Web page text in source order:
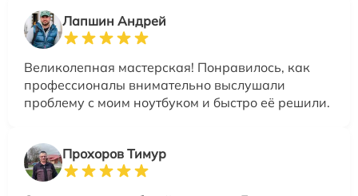
Лапшин Андрей
Великолепная мастерская! Понравилось, как
профессионалы внимательно выслушали
проблему с моим ноутбуком и быстро её решили.
Прохоров Тимур